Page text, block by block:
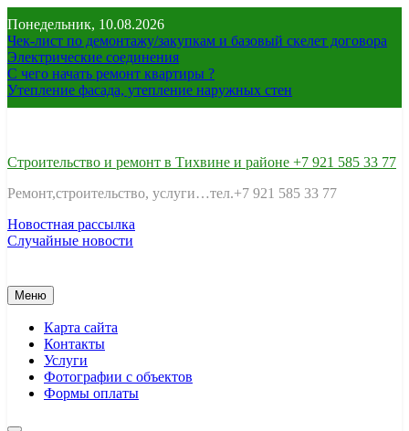
к
содержимому
Понедельник, 10.08.2026
Чек-лист по демонтажу/закупкам и базовый скелет договора
Электрические соединения
С чего начать ремонт квартиры ?
Утепление фасада, утепление наружных стен
Строительство и ремонт в Тихвине и районе +7 921 585 33 77
Ремонт,строительство, услуги…тел.+7 921 585 33 77
Новостная рассылка
Случайные новости
Меню
Карта сайта
Контакты
Услуги
Фотографии с объектов
Формы оплаты